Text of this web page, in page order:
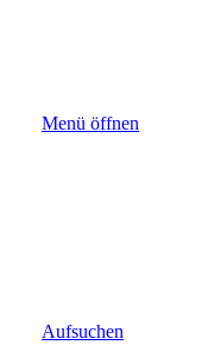
Menü öffnen
Aufsuchen